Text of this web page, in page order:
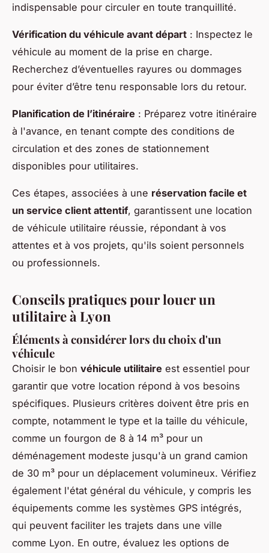
indispensable pour circuler en toute tranquillité.
Vérification du véhicule avant départ : Inspectez le
véhicule au moment de la prise en charge.
Recherchez d’éventuelles rayures ou dommages
pour éviter d’être tenu responsable lors du retour.
Planification de l’itinéraire : Préparez votre itinéraire
à l'avance, en tenant compte des conditions de
circulation et des zones de stationnement
disponibles pour utilitaires.
Ces étapes, associées à une réservation facile et
un service client attentif, garantissent une location
de véhicule utilitaire réussie, répondant à vos
attentes et à vos projets, qu'ils soient personnels
ou professionnels.
Conseils pratiques pour louer un
utilitaire à Lyon
Éléments à considérer lors du choix d'un
véhicule
Choisir le bon véhicule utilitaire est essentiel pour
garantir que votre location répond à vos besoins
spécifiques. Plusieurs critères doivent être pris en
compte, notamment le type et la taille du véhicule,
comme un fourgon de 8 à 14 m³ pour un
déménagement modeste jusqu'à un grand camion
de 30 m³ pour un déplacement volumineux. Vérifiez
également l'état général du véhicule, y compris les
équipements comme les systèmes GPS intégrés,
qui peuvent faciliter les trajets dans une ville
comme Lyon. En outre, évaluez les options de